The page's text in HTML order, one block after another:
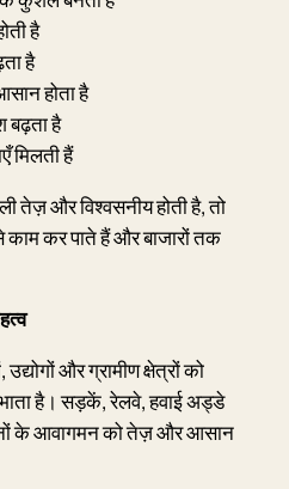
है
है
होता है
बढ़ता है
मिलती हैं
तेज़ और विश्वसनीय होती है, तो
काम कर पाते हैं और बाजारों तक
और ग्रामीण क्षेत्रों को
है। सड़कें, रेलवे, हवाई अड्डे
के आवागमन को तेज़ और आसान